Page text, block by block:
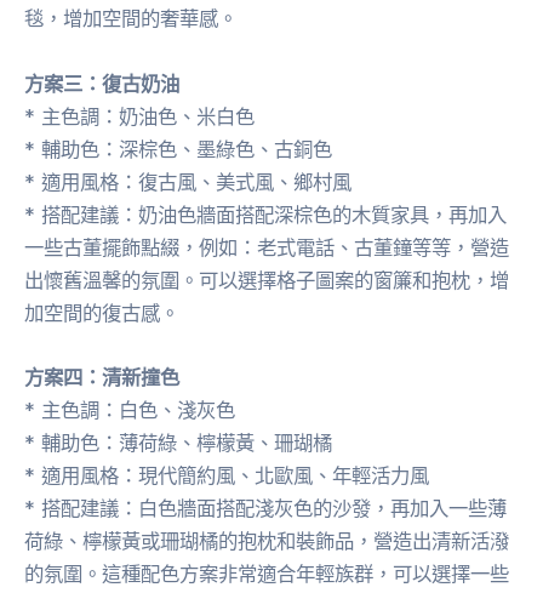
毯，增加空間的奢華感。
方案三：復古奶油
* 主色調：奶油色、米白色
* 輔助色：深棕色、墨綠色、古銅色
* 適用風格：復古風、美式風、鄉村風
* 搭配建議：奶油色牆面搭配深棕色的木質家具，再加入
一些古董擺飾點綴，例如：老式電話、古董鐘等等，營造
出懷舊溫馨的氛圍。可以選擇格子圖案的窗簾和抱枕，增
加空間的復古感。
方案四：清新撞色
* 主色調：白色、淺灰色
* 輔助色：薄荷綠、檸檬黃、珊瑚橘
* 適用風格：現代簡約風、北歐風、年輕活力風
* 搭配建議：白色牆面搭配淺灰色的沙發，再加入一些薄
荷綠、檸檬黃或珊瑚橘的抱枕和裝飾品，營造出清新活潑
的氛圍。這種配色方案非常適合年輕族群，可以選擇一些